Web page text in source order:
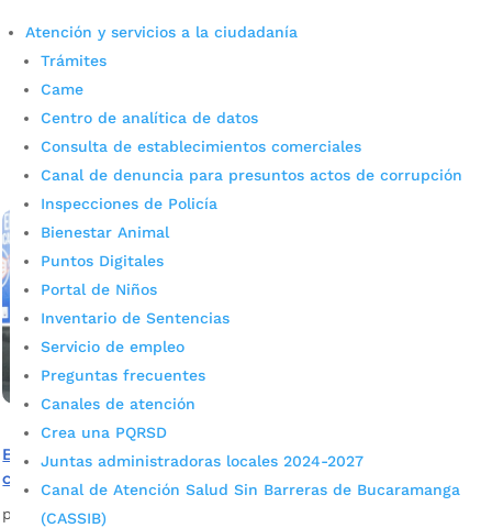
Atención y servicios a la ciudadanía
Trámites
Came
Centro de analítica de datos
Consulta de establecimientos comerciales
Canal de denuncia para presuntos actos de corrupción
Inspecciones de Policía
Bienestar Animal
Puntos Digitales
Portal de Niños
Inventario de Sentencias
Servicio de empleo
Preguntas frecuentes
Canales de atención
Crea una PQRSD
Juntas administradoras locales 2024-2027
Canal de Atención Salud Sin Barreras de Bucaramanga
(CASSIB)
Cultura’ en Bucaramanga
El Coliseo Bicentenario Alejandro Galvis Ramírez fue
escenario de una experiencia única que conjugó la
música, el juego y la cultura ciudadana en el parque
móvil. Gracias a una articulación liderada...
leer más
Bucaramanga, epicentro en la reactivación de vuelos
comerciales
por Alcaldía de Bucaramanga